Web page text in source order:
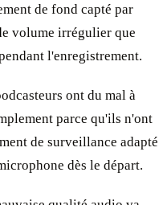
de fond capté par
volume irrégulier que
l'enregistrement.
ont du mal à
parce qu'ils n'ont
de surveillance adapté
dès le départ.